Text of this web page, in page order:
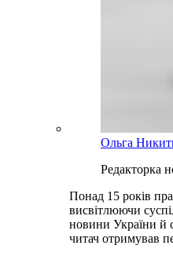
Ольга
Редакторка
Понад 15 років
висвітлюючи
новини України й
читач отримував